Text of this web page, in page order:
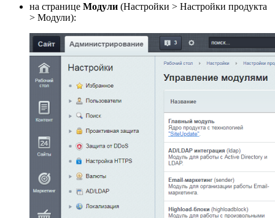
на странице Модули (Настройки > Настройки продукта
> Модули):